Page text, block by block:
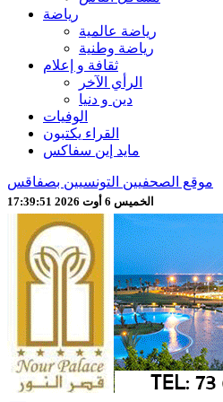
رياضة
رياضة عالمية
رياضة وطنية
ثقافة و إعلام
الرأي الآخر
دين و دنيا
الوفيات
القراء يكتبون
مايد إين سفاكس
موقع الصحفيين التونسيين بصفاقس
الخميس 6 أوت 2026 17:39:53